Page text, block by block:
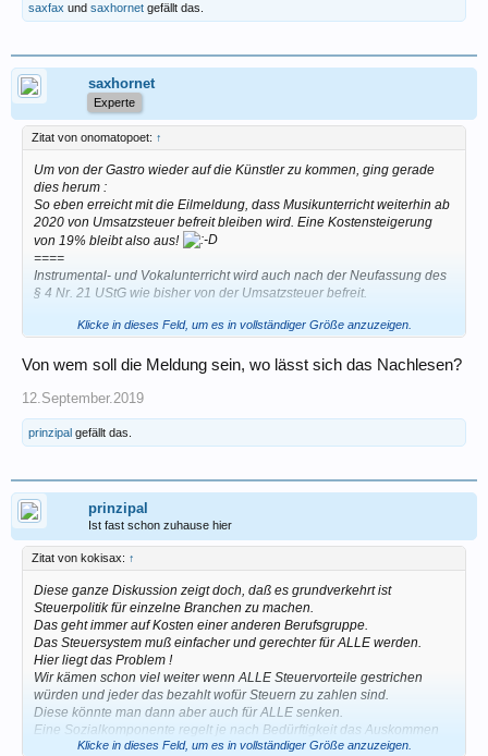
saxfax und saxhornet gefällt das.
saxhornet
Experte
Zitat von onomatopoet: ↑
Um von der Gastro wieder auf die Künstler zu kommen, ging gerade
dies herum :
So eben erreicht mit die Eilmeldung, dass Musikunterricht weiterhin ab
2020 von Umsatzsteuer befreit bleiben wird. Eine Kostensteigerung
von 19% bleibt also aus!
====
Instrumental- und Vokalunterricht wird auch nach der Neufassung des
§ 4 Nr. 21 UStG wie bisher von der Umsatzsteuer befreit.
Liebe Kolleginnen und Kollegen,
der Finanzen (BMF). „Der Instrumental- und Vokalunterricht wird auch
des § 4 Nr. 21 UStG wie bisher von der Umsatzsteuer befreit,
unabhängig davon, in welcher Rechtsform die Musikschule diese
Leistungen anbietet“, schrieb Rolf Bösinger, Staatssekretär des BMF.
Darüber stellt Bösinger in Aussicht, dass mit der Abschaffung des
Anwendung der Steuerbefreiung hingewirkt wird. So sollen im Rahmen
des Umsatzsteueranwendungs-Erlasses einheitliche Regelungen für
die Finanzverwaltung getroffen werden, um länderspezifische
Auslegungen bei der Anwendung der Umsatzsteuerbefreiung in
Zukunft zu vermeiden.
Die Aussage des Staatssekretärs schätzen wir als verbindlich ein,
werden aber die weitere Gesetzgebung – soweit möglich – kritisch
begleiten.
Herzliche Grüße
Mario Müller
Bundesvorsitzender
Klicke in dieses Feld, um es in vollständiger Größe anzuzeigen.
Von wem soll die Meldung sein, wo lässt sich das Nachlesen?
12.September.2019
prinzipal gefällt das.
prinzipal
Ist fast schon zuhause hier
Zitat von kokisax: ↑
Diese ganze Diskussion zeigt doch, daß es grundverkehrt ist
Steuerpolitik für einzelne Branchen zu machen.
Das geht immer auf Kosten einer anderen Berufsgruppe.
Das Steuersystem muß einfacher und gerechter für ALLE werden.
Hier liegt das Problem !
Wir kämen schon viel weiter wenn ALLE Steuervorteile gestrichen
würden und jeder das bezahlt wofür Steuern zu zahlen sind.
Diese könnte man dann aber auch für ALLE senken.
Eine Sozialkomponente regelt je nach Bedürftigkeit das Auskommen
bei Härtefällen.
Klicke in dieses Feld, um es in vollständiger Größe anzuzeigen.